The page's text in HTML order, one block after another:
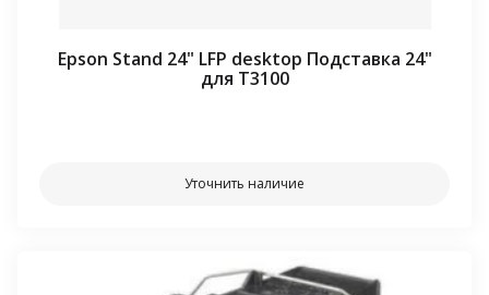
Epson Stand 24" LFP desktop Подставка 24"
для T3100
Уточнить наличие